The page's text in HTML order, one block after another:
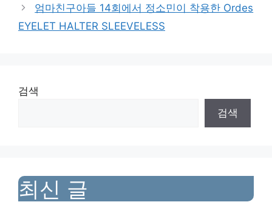
엄마친구아들 14회에서 정소민이 착용한 Ordes
EYELET HALTER SLEEVELESS
검색
검색
최신 글